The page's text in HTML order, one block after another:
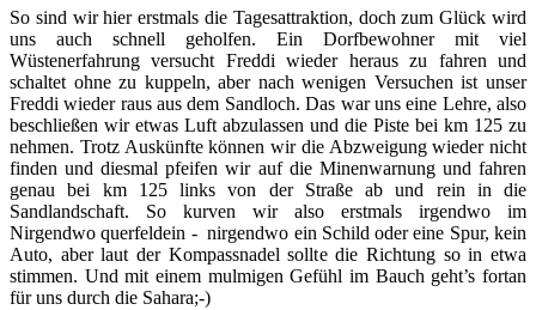
So sind wir hier erstmals die Tagesattraktion, doch zum Glück wird
uns auch schnell geholfen. Ein Dorfbewohner mit viel
Wüstenerfahrung versucht Freddi wieder heraus zu fahren und
schaltet ohne zu kuppeln, aber nach wenigen Versuchen ist unser
Freddi wieder raus aus dem Sandloch. Das war uns eine Lehre, also
beschließen wir etwas Luft abzulassen und die Piste bei km 125 zu
nehmen. Trotz Auskünfte können wir die Abzweigung wieder nicht
finden und diesmal pfeifen wir auf die Minenwarnung und fahren
genau bei km 125 links von der Straße ab und rein in die
Sandlandschaft. So kurven wir also erstmals irgendwo im
Nirgendwo querfeldein - nirgendwo ein Schild oder eine Spur, kein
Auto, aber laut der Kompassnadel sollte die Richtung so in etwa
stimmen. Und mit einem mulmigen Gefühl im Bauch geht’s fortan
für uns durch die Sahara;-)